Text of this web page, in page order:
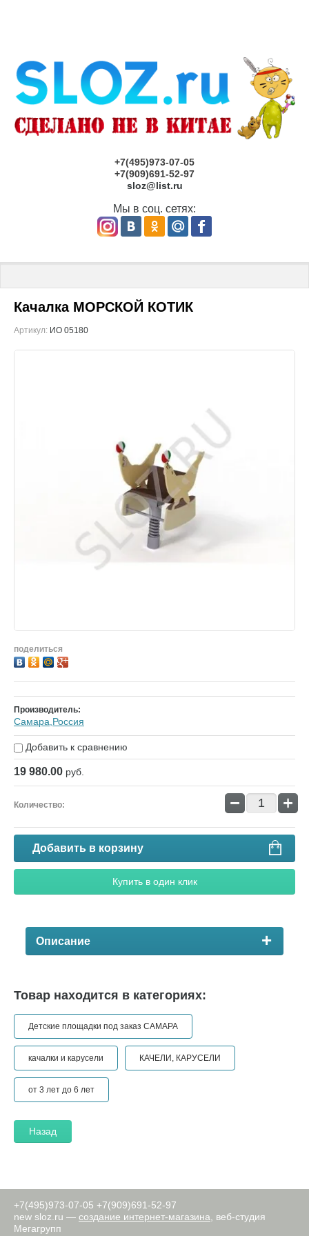
+7(495)973-07-05
+7(909)691-52-97
sloz@list.ru
Мы в соц. сетях:
Главная Детские площадки под заказ САМАРА
Качалка МОРСКОЙ КОТИК
Артикул: ИО 05180
поделиться
Производитель:
Самара,Россия
Добавить к сравнению
19 980.00 руб.
Количество: − +
Добавить в корзину
Купить в один клик
Описание
Товар находится в категориях:
Детские площадки под заказ САМАРА
качалки и карусели КАЧЕЛИ, КАРУСЕЛИ
от 3 лет до 6 лет
Назад
+7(495)973-07-05 +7(909)691-52-97
new sloz.ru — создание интернет-магазина , веб-студия
Мегагрупп